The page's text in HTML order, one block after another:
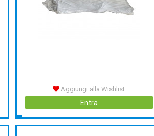
Aggiungi alla Wishlist
Entra